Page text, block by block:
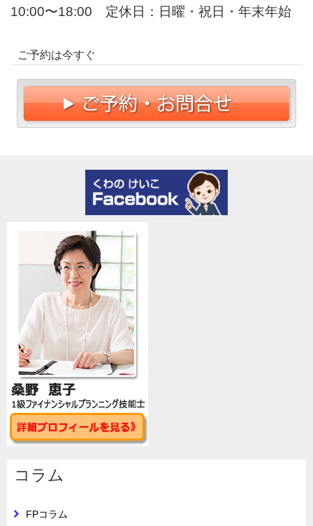
10:00〜18:00 定休日：日曜・祝日・年末年始
ご予約は今すぐ
コラム
FPコラム